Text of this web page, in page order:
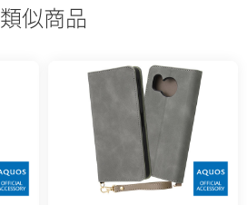
類似商品